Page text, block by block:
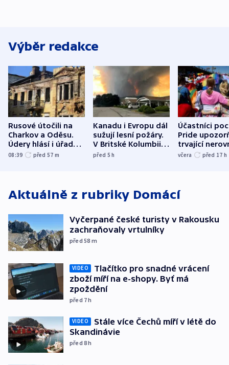
Výběr redakce
Rusové útočili na
Charkov a Oděsu.
Údery hlásí i úřady v
Bělgorodu
08:39 před 57 m
Kanadu i Evropu dál
sužují lesní požáry.
V Britské Kolumbii
evakuovali tisíce lidí
před 5h
Účastníci
Pride
trvající
včera před 17 h
Aktuálně z rubriky Domácí
Vyčerpané české turisty v Rakousku
zachraňovaly vrtulníky
před 58 m
VIDEO
Tlačítko pro snadné vrácení
zboží míří na e-shopy. Byť má
zpoždění
před 7h
VIDEO
Stále více Čechů míří v létě do
Skandinávie
před 8h